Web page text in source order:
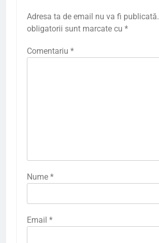
Adresa ta de email nu va fi publicată.
obligatorii sunt marcate cu *
Comentariu *
Nume *
Email *